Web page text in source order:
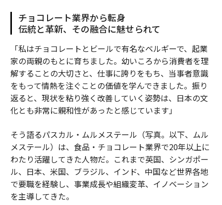
チョコレート業界から転身
伝統と革新、その融合に魅せられて
「私はチョコレートとビールで有名なベルギーで、起業
家の両親のもとに育ちました。幼いころから消費者を理
解することの大切さと、仕事に誇りをもち、当事者意識
をもって情熱を注ぐことの価値を学んできました。振り
返ると、現状を粘り強く改善していく姿勢は、日本の文
化とも非常に親和性があったと感じています」
そう語るパスカル・ムルメステール（写真。以下、ムル
メステール）は、食品・チョコレート業界で20年以上に
わたり活躍してきた人物だ。これまで英国、シンガポー
ル、日本、米国、ブラジル、インド、中国など世界各地
で要職を経験し、事業成長や組織変革、イノベーション
を主導してきた。